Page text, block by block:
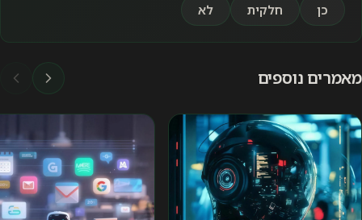
כן חלקית לא
מאמרים נוספים